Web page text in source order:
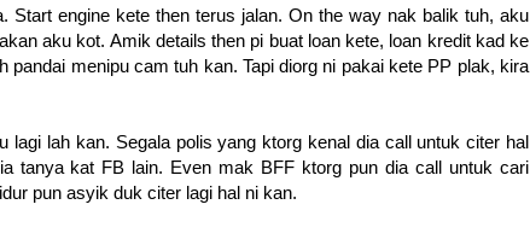
Start engine kete then terus jalan. On the way nak balik tuh, aku
aku kot. Amik details then pi buat loan kete, loan kredit kad ke
pandai menipu cam tuh kan. Tapi diorg ni pakai kete PP plak, kira
lagi lah kan. Segala polis yang ktorg kenal dia call untuk citer hal
tanya kat FB lain. Even mak BFF ktorg pun dia call untuk cari
pun asyik duk citer lagi hal ni kan.